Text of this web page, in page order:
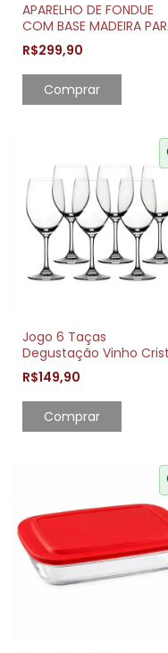
APARELHO DE FONDUE
COM BASE MADEIRA
MESA POSTA
R$299,90
Jogo 6 Taças
Degustação Vinho
Ecológico 620ml
R$149,90